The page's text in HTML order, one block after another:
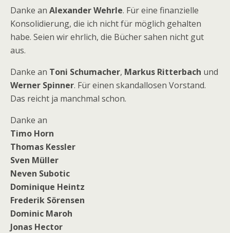
Danke an Alexander Wehrle. Für eine finanzielle
Konsolidierung, die ich nicht für möglich gehalten
habe. Seien wir ehrlich, die Bücher sahen nicht gut
aus.
Danke an Toni Schumacher, Markus Ritterbach und
Werner Spinner. Für einen skandallosen Vorstand.
Das reicht ja manchmal schon.
Danke an
Timo Horn
Thomas Kessler
Sven Müller
Neven Subotic
Dominique Heintz
Frederik Sörensen
Dominic Maroh
Jonas Hector